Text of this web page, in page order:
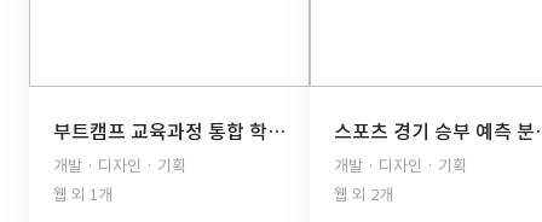
부트캠프 교육과정 통합 학습관리 플랫폼(React, TypeScript, FastAPI, PostgreSQL, AWS S3, JWT Auth, PDF Viewer)
개발 · 디자인 · 기획
웹 외 1개
스포츠 경기 승부 예
개발 · 디자인 · 기획
웹 외 2개